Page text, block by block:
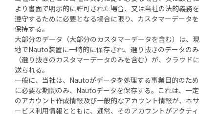
より書面で明示的に許可された場合、又は当社の法的義務を
遵守するために必要となる場合に限り、カスタマーデータを
保持する。
大部分のデータ（大部分のカスタマーデータを含む）は、現
地でNauto装置に一時的に保存され、選り抜きのデータのみ
（選り抜きのカスタマーデータのみを含む）が、クラウドに
送られる。
一般に、当社は、Nautoがデータを処理する事業目的のため
に必要な期間のみ、Nautoデータを保存する。これは、一定
のアカウント作成情報及び一般的なアカウント情報が、本サ
ービス利用情報とともに、通常、そのアカウントがアクティ